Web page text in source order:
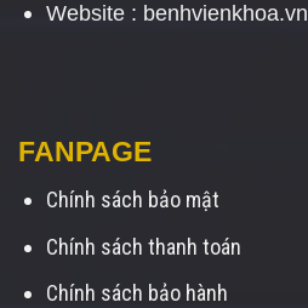
Website : benhvienkhoa.vn
FANPAGE
Chính sách bảo mật
Chính sách thanh toán
Chính sách bảo hành